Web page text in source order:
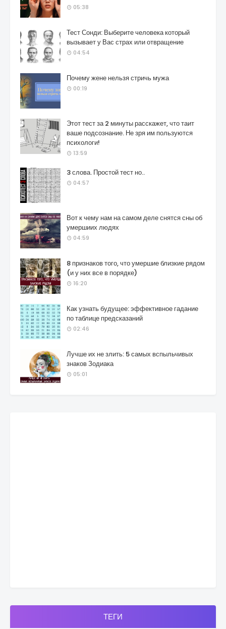
05:38
Тест Сонди: Выберите человека который
вызывает у Вас страх или отвращение
04:54
Почему жене нельзя стричь мужа
00:19
Этот тест за 2 минуты расскажет, что таит
ваше подсознание. Не зря им пользуются
психологи!
13:59
3 слова. Простой тест но..
04:57
Вот к чему нам на самом деле снятся сны об
умершиих людях
04:59
8 признаков того, что умершие близкие рядом
(и у них все в порядке)
16:20
Как узнать будущее: эффективное гадание
по таблице предсказаний
02:46
Лучше их не злить: 5 самых вспыльчивых
знаков Зодиака
05:01
ТЕГИ